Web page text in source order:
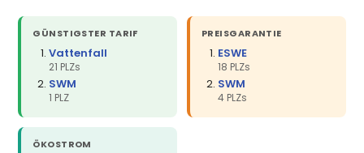
GÜNSTIGSTER TARIF
Vattenfall
21 PLZs
SWM
1 PLZ
PREISGARANTIE
ESWE
18 PLZs
SWM
4 PLZs
ÖKOSTROM